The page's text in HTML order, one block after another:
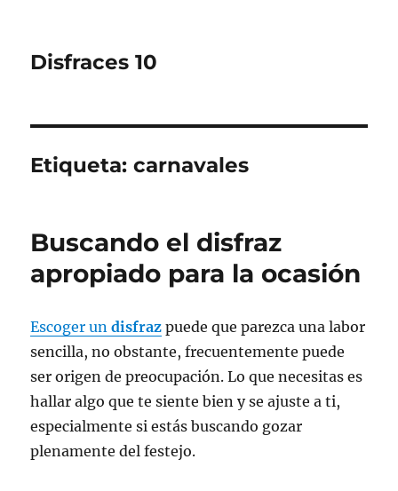
Disfraces 10
Etiqueta:carnavales
Buscando el disfraz
apropiado para la ocasión
Escoger undisfraz puede que parezca una labor
sencilla, no obstante, frecuentemente puede
ser origen de preocupación. Lo que necesitas es
hallar algo que te siente bien y se ajuste a ti,
especialmente si estás buscando gozar
plenamente del festejo.